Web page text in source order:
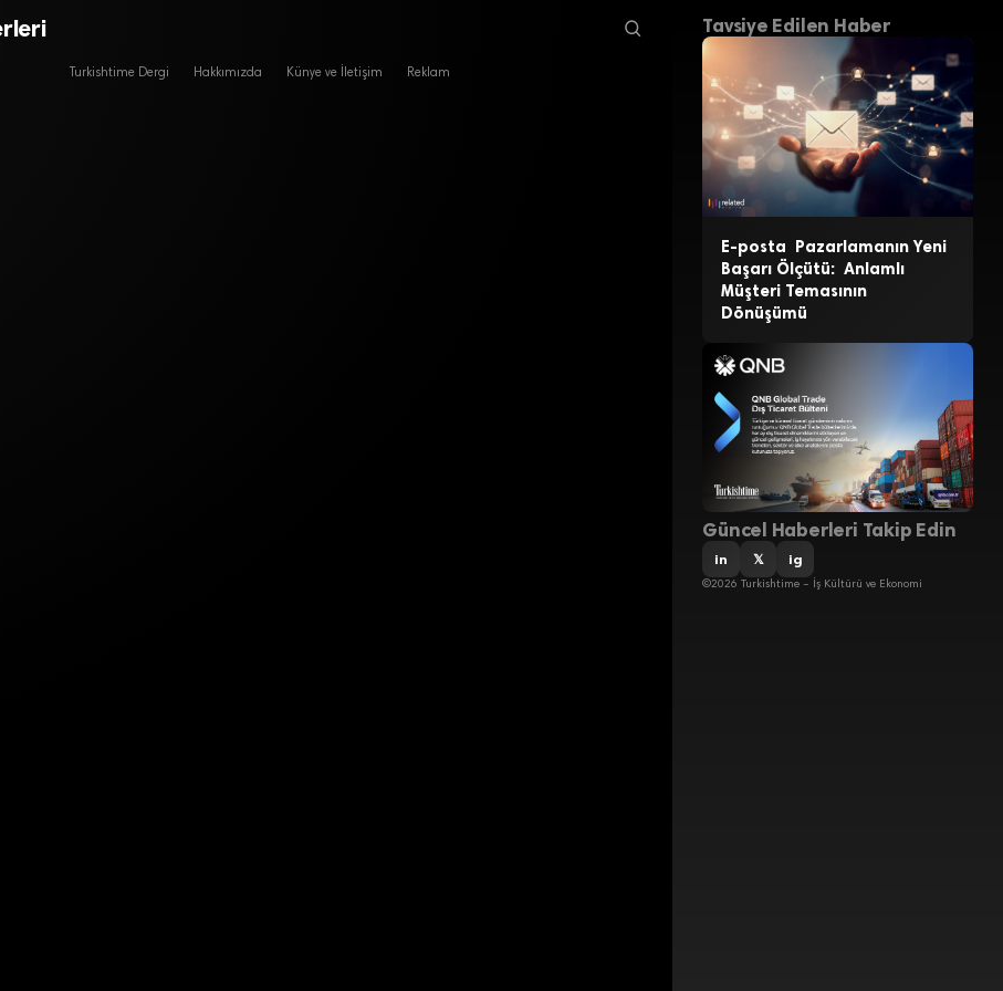
Turkishtime Dergi Hakkımızda Künye ve İletişim Reklam
Tavsiye Edilen Haber
E-posta Pazarlamanın Yeni
Başarı Ölçütü: Anlamlı
Müşteri Temasının
Dönüşümü
Güncel Haberleri Takip Edin
in 𝕏 ig
©2026 Turkishtime – İş Kültürü ve Ekonomi